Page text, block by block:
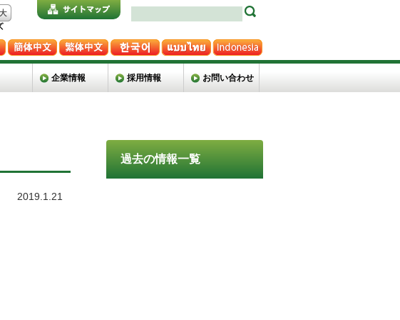
企業情報 採用情報 お問い合わせ
過去の情報一覧
2019.1.21